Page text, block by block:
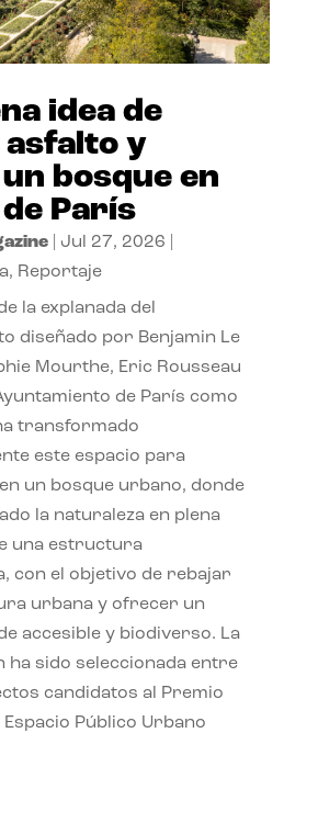
idea de
y
bosque en
París
| Jul 27, 2026
, Reportaje
la explanada del
diseñado por Benjamin Le
Mourthe, Eric Rousseau
de París como
transformado
este espacio para
un bosque urbano, donde
la naturaleza en plena
una estructura
con el objetivo de rebajar
urbana y ofrecer un
accesible y biodiverso. La
ha sido seleccionada entre
candidatos al Premio
Espacio Público Urbano